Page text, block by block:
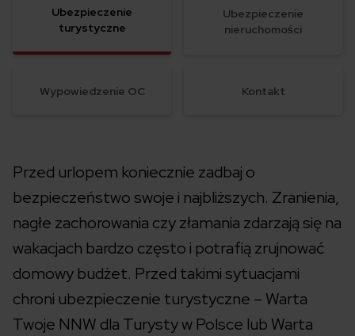
Ubezpieczenie
turystyczne
Ubezpieczenie
nieruchomości
Wypowiedzenie OC Kontakt
Przed urlopem koniecznie zadbaj o
bezpieczeństwo swoje i najbliższych. Zranienia,
nagłe zachorowania czy złamania zdarzają się na
wakacjach bardzo często i potrafią zrujnować
domowy budżet. Przed takimi sytuacjami
chroni ubezpieczenie turystyczne – Warta
Twoje NNW dla Turysty w Polsce lub Warta